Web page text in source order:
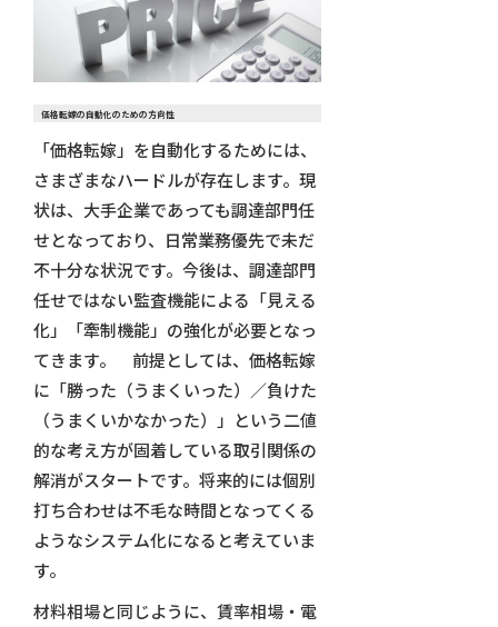
価格転嫁の自動化のための方向性
「価格転嫁」を自動化するためには、
さまざまなハードルが存在します。現
状は、大手企業であっても調達部門任
せとなっており、日常業務優先で未だ
不十分な状況です。今後は、調達部門
任せではない監査機能による「見える
化」「牽制機能」の強化が必要となっ
てきます。 前提としては、価格転嫁
に「勝った（うまくいった）／負けた
（うまくいかなかった）」という二値
的な考え方が固着している取引関係の
解消がスタートです。将来的には個別
打ち合わせは不毛な時間となってくる
ようなシステム化になると考えていま
す。
材料相場と同じように、賃率相場・電